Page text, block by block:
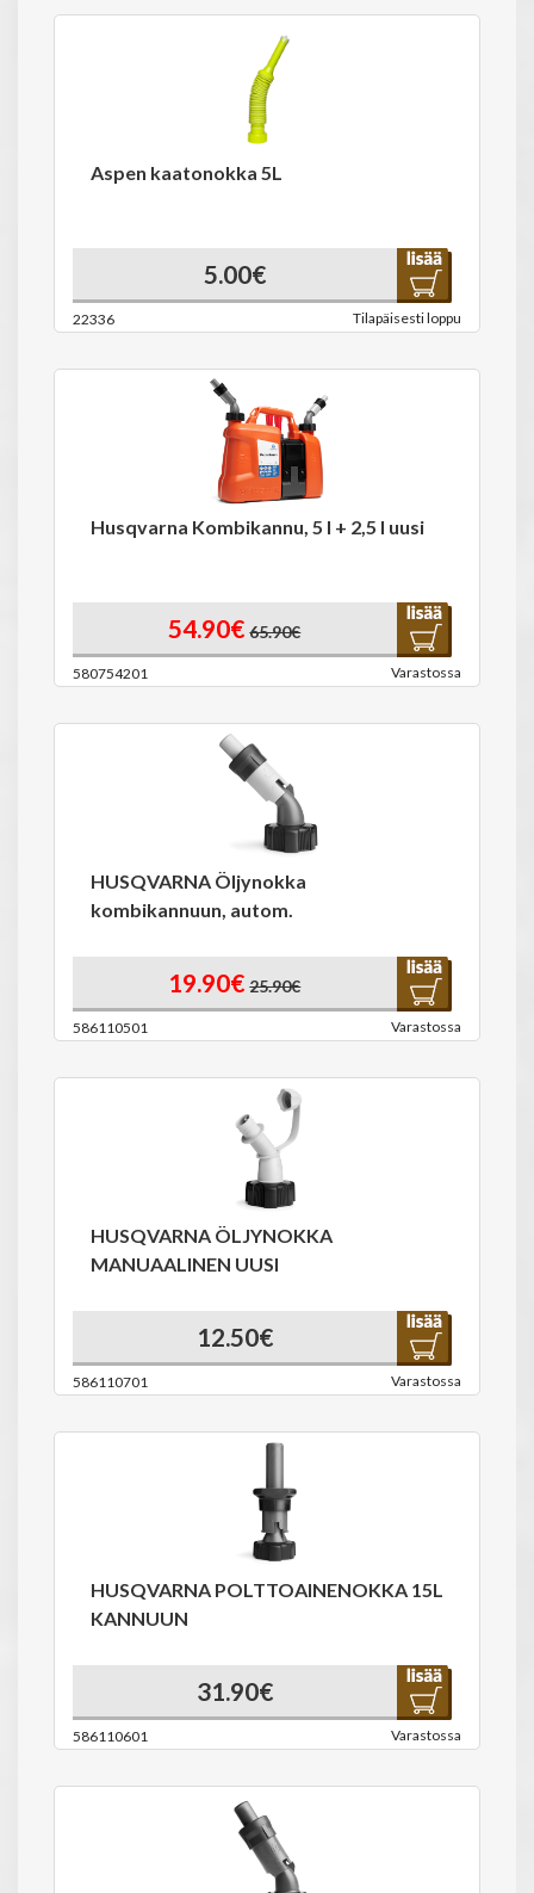
Aspen kaatonokka 5L
5.00€
22336 Tilapäisesti loppu
Husqvarna Kombikannu, 5 l + 2,5 l uusi
54.90€ 65.90€
580754201 Varastossa
HUSQVARNA Öljynokka
kombikannuun, autom.
19.90€ 25.90€
586110501 Varastossa
HUSQVARNA ÖLJYNOKKA
MANUAALINEN UUSI
12.50€
586110701 Varastossa
HUSQVARNA POLTTOAINENOKKA 15L
KANNUUN
31.90€
586110601 Varastossa